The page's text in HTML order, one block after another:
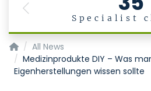
Specialist
Previous
Institut für Medizinische
All News
Medizinprodukte DIY – Was
Eigenherstellungen wissen sollte